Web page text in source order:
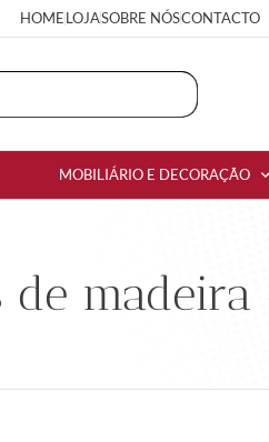
HOMELOJASOBRE NÓSCONTACTO
MOBILIÁRIO E DECORAÇÃO